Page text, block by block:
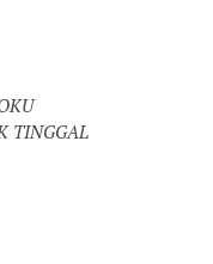
TINGGAL